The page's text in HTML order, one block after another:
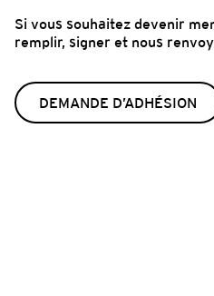
Si vous souhaitez devenir
remplir, signer et nous
DEMANDE D’ADHÉSION